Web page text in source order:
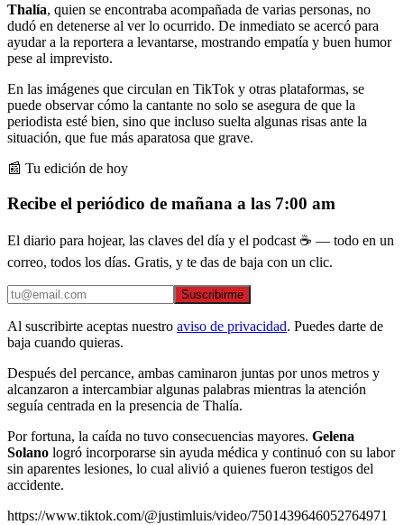
Thalía, quien se encontraba acompañada de varias personas, no
dudó en detenerse al ver lo ocurrido. De inmediato se acercó para
ayudar a la reportera a levantarse, mostrando empatía y buen humor
pese al imprevisto.
En las imágenes que circulan en TikTok y otras plataformas, se
puede observar cómo la cantante no solo se asegura de que la
periodista esté bien, sino que incluso suelta algunas risas ante la
situación, que fue más aparatosa que grave.
📰 Tu edición de hoy
Recibe el periódico de mañana a las 7:00 am
El diario para hojear, las claves del día y el podcast ☕ — todo en un
correo, todos los días. Gratis, y te das de baja con un clic.
Suscribirme
Al suscribirte aceptas nuestro aviso de privacidad. Puedes darte de
baja cuando quieras.
Después del percance, ambas caminaron juntas por unos metros y
alcanzaron a intercambiar algunas palabras mientras la atención
seguía centrada en la presencia de Thalía.
Por fortuna, la caída no tuvo consecuencias mayores. Gelena
Solano logró incorporarse sin ayuda médica y continuó con su labor
sin aparentes lesiones, lo cual alivió a quienes fueron testigos del
accidente.
https://www.tiktok.com/@justimluis/video/7501439646052764971